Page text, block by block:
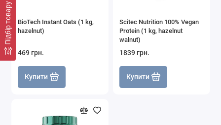
Підбір товару
BioTech Instant Oats (1 kg,
hazelnut)
469 грн.
Купити
Scitec Nutrition 100% Vegan
Protein (1 kg, hazelnut
walnut)
1839 грн.
Купити